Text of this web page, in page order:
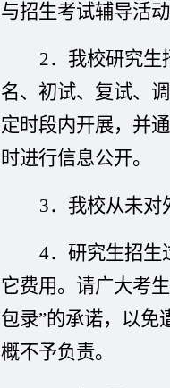
与招生考试辅导活
2． 我校研究生
名、初试、复试、
定时段内开展，并
时进行信息公开。
3． 我校从未对
4． 研究生招生
它费用。请广大考
包录”的承诺，以免
概不予负责。